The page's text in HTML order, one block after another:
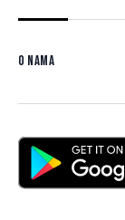
O nama